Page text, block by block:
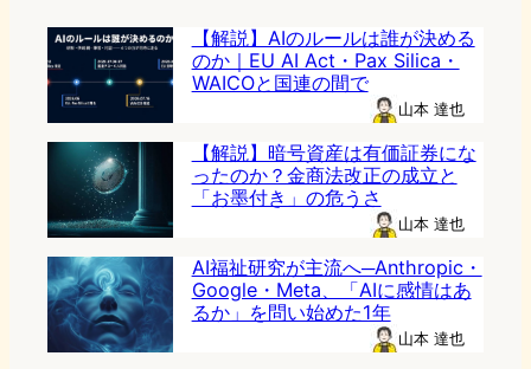
【解説】AIのルールは誰が決める
のか｜EU AI Act・Pax Silica・
WAICOと国連の間で
山本 達也
【解説】暗号資産は有価証券にな
ったのか？金商法改正の成立と
「お墨付き」の危うさ
山本 達也
AI福祉研究が主流へ─Anthropic・
Google・Meta、「AIに感情はあ
るか」を問い始めた1年
山本 達也